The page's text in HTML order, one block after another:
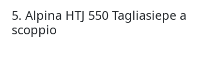
5. Alpina HTJ 550 Tagliasiepe a
scoppio